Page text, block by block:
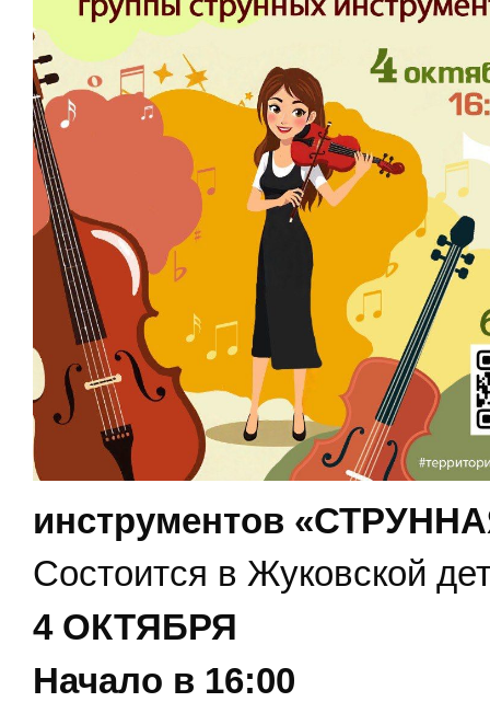
инструментов
Состоится в Жуковской
4 ОКТЯБРЯ
Начало в 16:00